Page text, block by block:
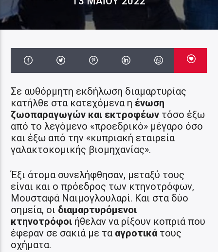
Σε αυθόρμητη εκδήλωση διαμαρτυρίας
κατήλθε στα κατεχόμενα η ένωση
ζωοπαραγωγών και εκτροφέων τόσο έξω
από το λεγόμενο «προεδρικό» μέγαρο όσο
και έξω από την «κυπριακή εταιρεία
γαλακτοκομικής βιομηχανίας».
Έξι άτομα συνελήφθησαν, μεταξύ τους
είναι και ο πρόεδρος των κτηνοτρόφων,
Μουσταφά Ναιμογλουλαρί. Και στα δύο
σημεία, οι διαμαρτυρόμενοι
κτηνοτρόφοι ήθελαν να ρίξουν κοπριά που
έφεραν σε σακιά με τα αγροτικά τους
οχήματα.